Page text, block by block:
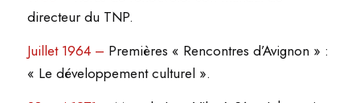
directeur du TNP.
Juillet 1964 – Premières « Rencontres d’Avignon » :
« Le développement culturel ».